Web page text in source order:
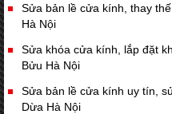
Sửa bản lề cửa kính, thay
Hà Nội
Sửa khóa cửa kính, lắp đặt
Bửu Hà Nội
Sửa bản lề cửa kính uy tín,
Dừa Hà Nội